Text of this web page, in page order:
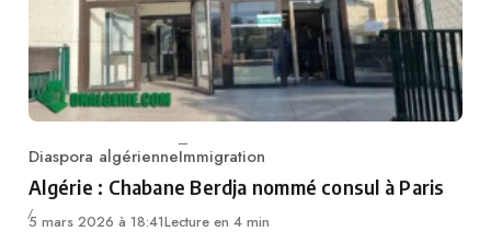
Category
Diaspora algérienneImmigration
Algérie : Chabane Berdja nommé consul à Paris
5 mars 2026 à 18:41Lecture en 4 min